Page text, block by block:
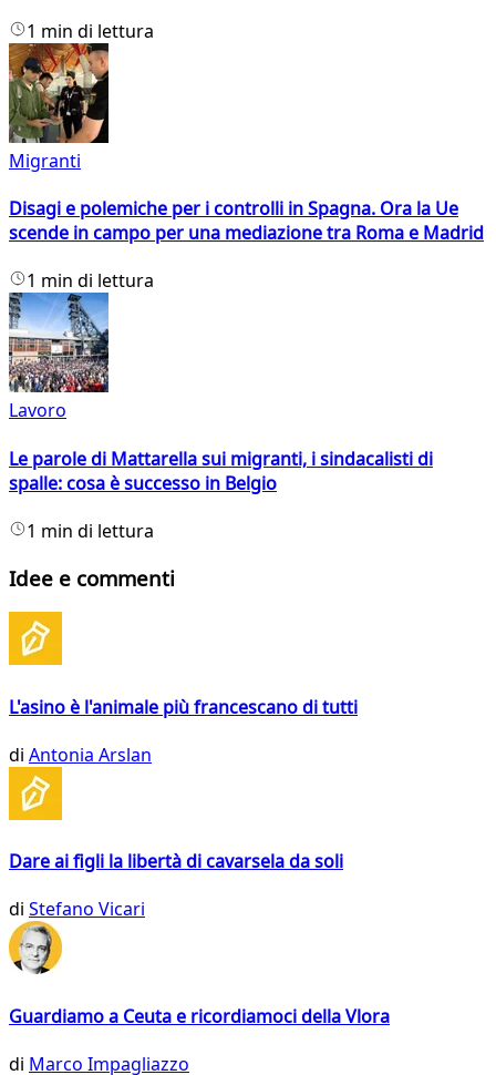
1 min di lettura
Migranti
Disagi e polemiche per i controlli in Spagna. Ora la Ue
scende in campo per una mediazione tra Roma e Madrid
1 min di lettura
Lavoro
Le parole di Mattarella sui migranti, i sindacalisti di
spalle: cosa è successo in Belgio
1 min di lettura
Idee e commenti
L'asino è l'animale più francescano di tutti
di Antonia Arslan
Dare ai figli la libertà di cavarsela da soli
di Stefano Vicari
Guardiamo a Ceuta e ricordiamoci della Vlora
di Marco Impagliazzo